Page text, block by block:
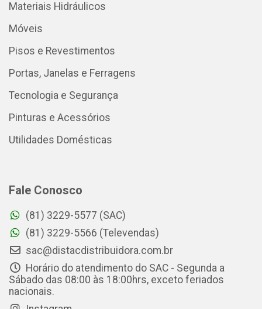
Materiais Hidráulicos
Móveis
Pisos e Revestimentos
Portas, Janelas e Ferragens
Tecnologia e Segurança
Pinturas e Acessórios
Utilidades Domésticas
Fale Conosco
(81) 3229-5577 (SAC)
(81) 3229-5566 (Televendas)
sac@distacdistribuidora.com.br
Horário do atendimento do SAC - Segunda a
Sábado das 08:00 às 18:00hrs, exceto feriados
nacionais.